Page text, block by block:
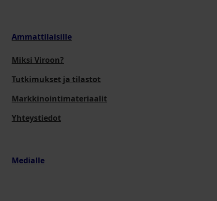
Ammattilaisille
Miksi Viroon?
Tutkimukset ja tilastot
Markkinointimateriaalit
Yhteystiedot
Medialle